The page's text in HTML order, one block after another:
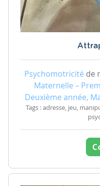
Psychomotricité de
Maternelle –
Deuxième année,
Tags : adresse, jeu,